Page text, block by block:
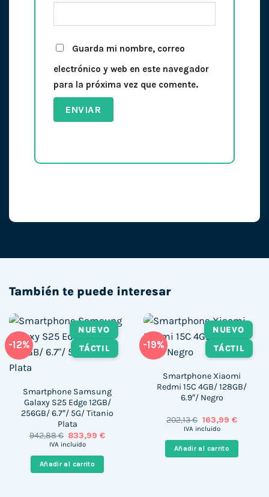
Guarda mi nombre, correo
electrónico y web en este navegador
para la próxima vez que comente.
También te puede interesar
-12%
NUEVO
TÁCTIL
Smartphone Samsung
Galaxy S25 Edge 12GB/
256GB/ 6.7″/ 5G/ Titanio
Plata
942,88€ El
precio
era:
942,88 €.
833,99€El
IVA incluido
Añadir al carrito
-19%
NUEVO
TÁCTIL
Smartphone Xiaomi
Redmi 15C 4GB/ 128GB/
6.9″/ Negro
202,13€ El
precio
era:
202,13 €.
163,99 €El
es:
IVA incluido
Añadir al carrito